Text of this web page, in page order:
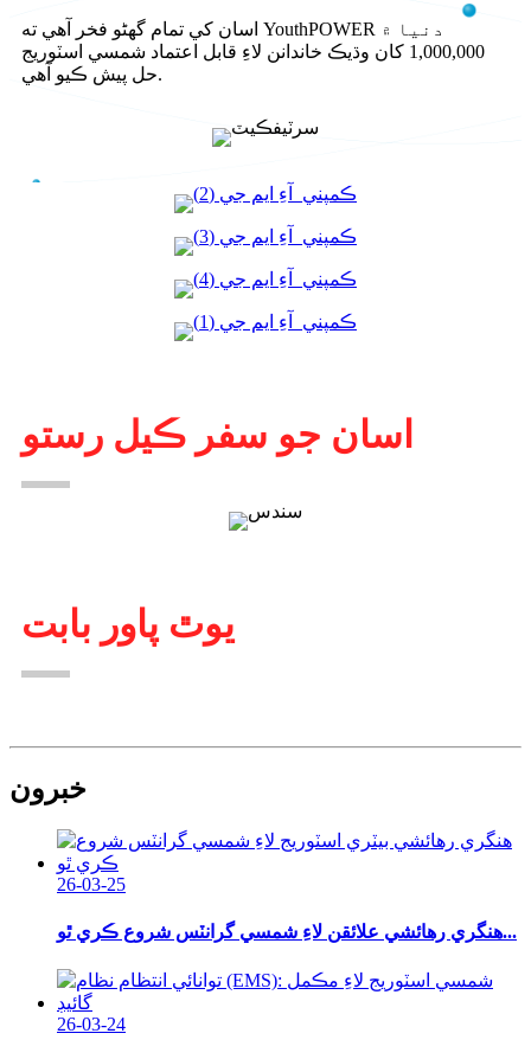
اسان کي تمام گهڻو فخر آهي ته YouthPOWER دنيا ۾
1,000,000 کان وڌيڪ خاندانن لاءِ قابل اعتماد شمسي اسٽوريج
حل پيش ڪيو آهي.
اسان جو سفر ڪيل رستو
يوٿ پاور بابت
خبرون
26-03-25
هنگري رهائشي علائقن لاءِ شمسي گرانٽس شروع ڪري ٿو...
26-03-24